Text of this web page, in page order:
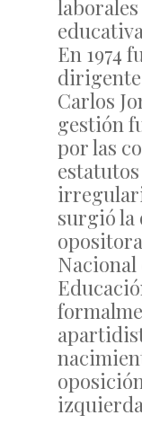
En 1974
Carlos
gestión
por las
surgió
Nacional